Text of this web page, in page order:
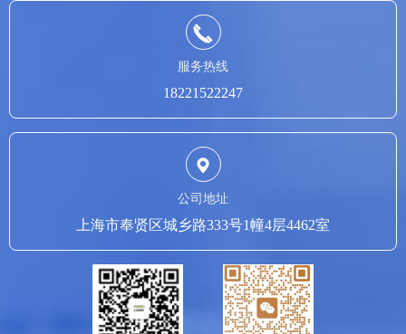
服务热线
18221522247
公司地址
上海市奉贤区城乡路333号1幢4层4462室